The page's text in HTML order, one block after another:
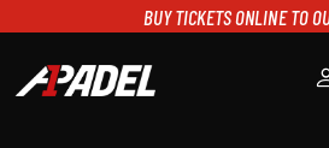
BUY TICKETS ONLINE TO